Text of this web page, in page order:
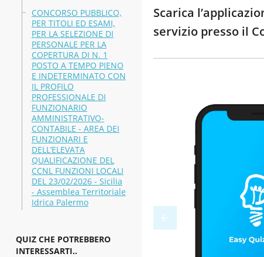
CONCORSO PUBBLICO,
PER TITOLI ED ESAMI,
PER LA SELEZIONE DI
PERSONALE PER LA
COPERTURA DI N. 1
POSTO A TEMPO PIENO
E INDETERMINATO CON
IL PROFILO
PROFESSIONALE DI
FUNZIONARIO
AMMINISTRATIVO-
CONTABILE - AREA DEI
FUNZIONARI E
DELL’ELEVATA
QUALIFICAZIONE DEL
CCNL FUNZIONI LOCALI
DEL 23/02/2026 - Sicilia
- Assemblea Territoriale
Idrica Palermo
QUIZ CHE POTREBBERO
INTERESSARTI..
Scarica
servizio presso il